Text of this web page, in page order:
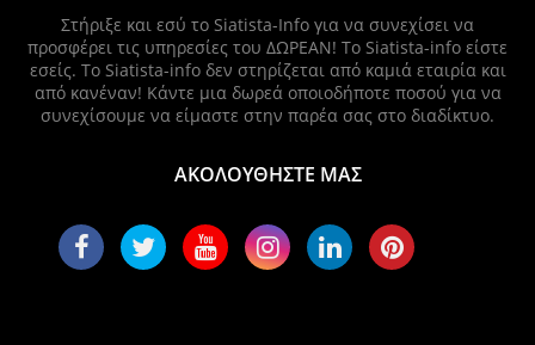
Στήριξε και εσύ το Siatista-Info για να συνεχίσει να
προσφέρει τις υπηρεσίες του ΔΩΡΕΑΝ! Το Siatista-info είστε
εσείς. Το Siatista-info δεν στηρίζεται από καμιά εταιρία και
από κανέναν! Κάντε μια δωρεά οποιοδήποτε ποσού για να
συνεχίσουμε να είμαστε στην παρέα σας στο διαδίκτυο.
ΑΚΟΛΟΥΘΗΣΤΕ ΜΑΣ